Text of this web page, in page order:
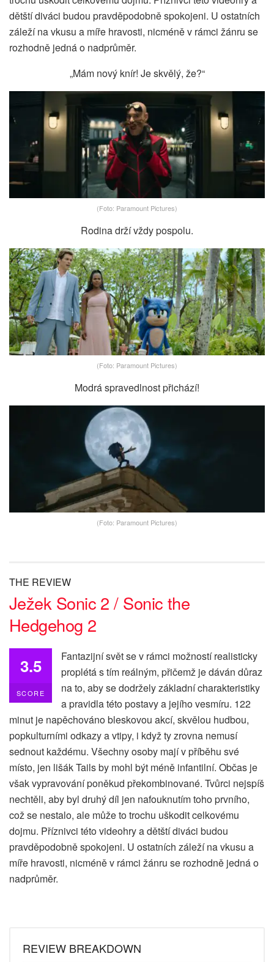
dětští diváci budou pravděpodobně spokojeni. U ostatních
záleží na vkusu a míře hravosti, nicméně v rámci žánru se
rozhodně jedná o nadprůměr.
„Mám nový knír! Je skvělý, že?“
(Foto: Paramount Pictures)
Rodina drží vždy pospolu.
(Foto: Paramount Pictures)
Modrá spravedlnost přichází!
(Foto: Paramount Pictures)
THE REVIEW
Ježek Sonic 2 / Sonic the
Hedgehog 2
3.5
SCORE
Fantazijní svět se v rámci možností realisticky
proplétá s tím reálným, přičemž je dáván důraz
na to, aby se dodržely základní charakteristiky
a pravidla této postavy a jejího vesmíru. 122
minut je napěchováno bleskovou akcí, skvělou hudbou,
popkulturními odkazy a vtipy, i když ty zrovna nemusí
sednout každému. Všechny osoby mají v příběhu své
místo, jen lišák Tails by mohl být méně infantilní. Občas je
však vypravování poněkud překombinované. Tvůrci nejspíš
nechtěli, aby byl druhý díl jen nafouknutím toho prvního,
což se nestalo, ale může to trochu uškodit celkovému
dojmu. Příznivci této videohry a dětští diváci budou
pravděpodobně spokojeni. U ostatních záleží na vkusu a
míře hravosti, nicméně v rámci žánru se rozhodně jedná o
nadprůměr.
REVIEW BREAKDOWN